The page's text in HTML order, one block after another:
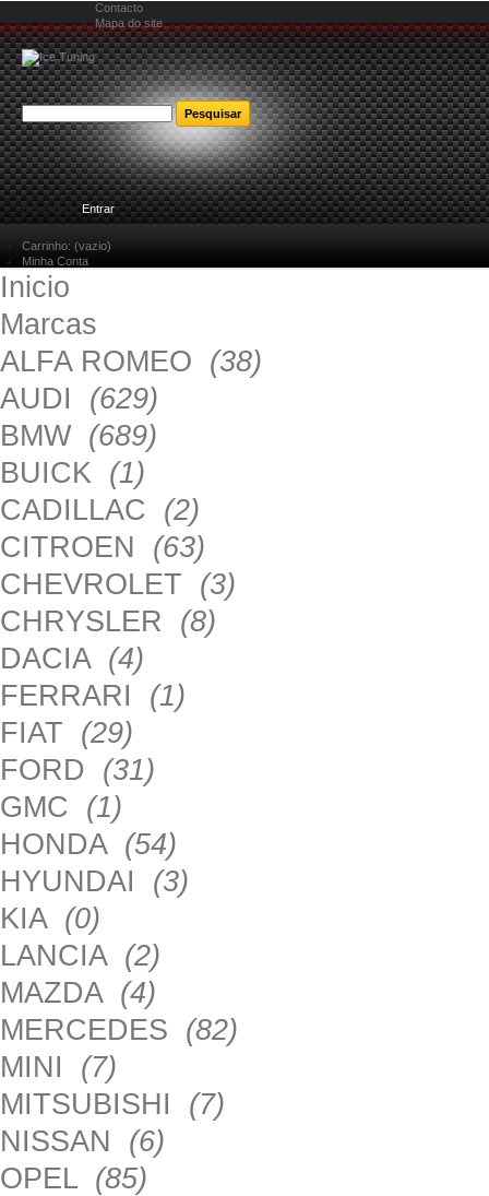
Contacto
Mapa do site
Bem-vindoEntrar
Carrinho: (vazio)
Minha Conta
Inicio
Marcas
ALFA ROMEO (38)
AUDI (629)
BMW (689)
BUICK (1)
CADILLAC (2)
CITROEN (63)
CHEVROLET (3)
CHRYSLER (8)
DACIA (4)
FERRARI (1)
FIAT (29)
FORD (31)
GMC (1)
HONDA (54)
HYUNDAI (3)
KIA (0)
LANCIA (2)
MAZDA (4)
MERCEDES (82)
MINI (7)
MITSUBISHI (7)
NISSAN (6)
OPEL (85)